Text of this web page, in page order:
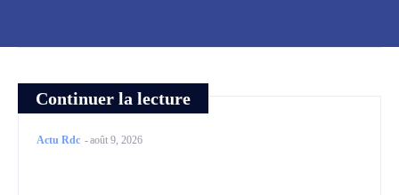
Continuer la lecture
Actu Rdc -août 9, 2026